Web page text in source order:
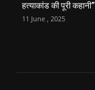
हत्याकांड की पूरी कहानी”
11 June , 2025